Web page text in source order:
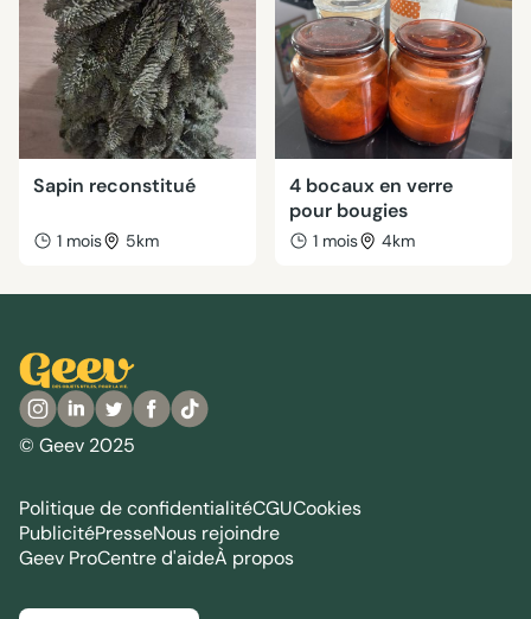
Sapin reconstitué
1 mois 5km
4 bocaux en verre
pour bougies
1 mois 4km
© Geev 2025
Politique de confidentialitéCGUCookies
PublicitéPresseNous rejoindre
Geev ProCentre d'aideÀ propos